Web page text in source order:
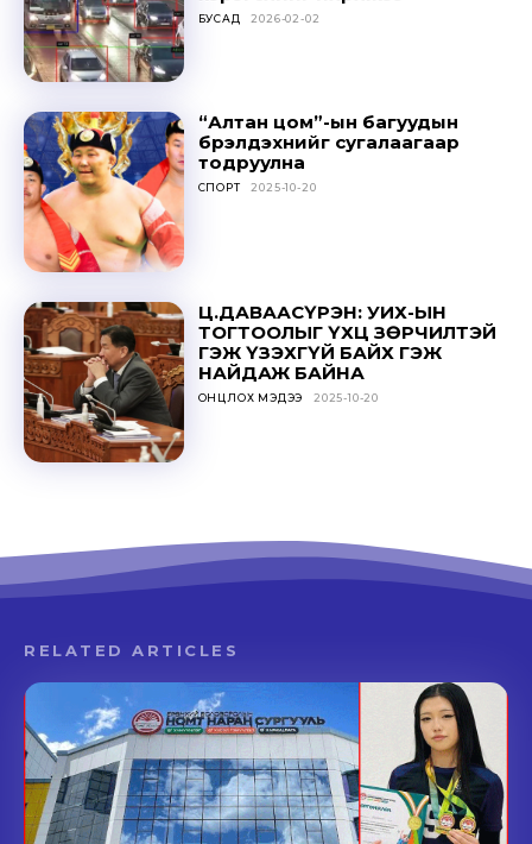
SUBSCRIBE
БУСАД 2026-02-02
“Алтан цом”-ын багуудын
бүрэлдэхүүнийг сугалаагаар
тодруулна
СПОРТ 2025-10-20
Ц.ДАВААСҮРЭН: УИХ-ЫН
ТОГТООЛЫГ ҮХЦ ЗӨРЧИЛТЭЙ
ГЭЖ ҮЗЭХГҮЙ БАЙХ ГЭЖ
НАЙДАЖ БАЙНА
ОНЦЛОХ МЭДЭЭ 2025-10-20
RELATED ARTICLES